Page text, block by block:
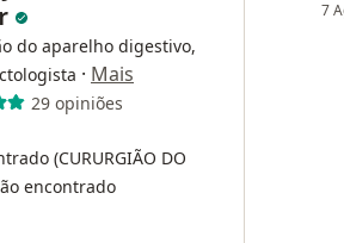
do aparelho digestivo,
· Mais
29 opiniões
(CURURGIÃO DO
encontrado
7